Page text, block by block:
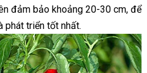
đảm bảo khoảng 20-30 cm, để
phát triển tốt nhất.